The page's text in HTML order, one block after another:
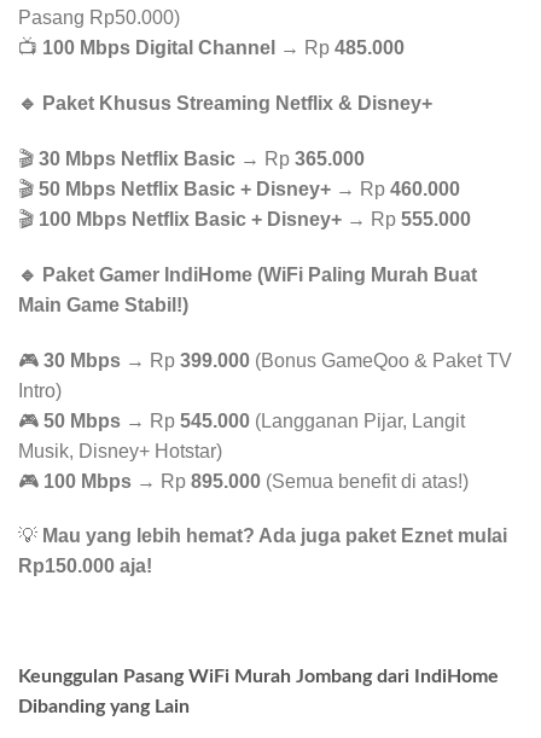
Pasang Rp50.000)
📺 100 Mbps Digital Channel → Rp 485.000
🔹 Paket Khusus Streaming Netflix & Disney+
🎬 30 Mbps Netflix Basic → Rp 365.000
🎬 50 Mbps Netflix Basic + Disney+ → Rp 460.000
🎬 100 Mbps Netflix Basic + Disney+ → Rp 555.000
🔹 Paket Gamer IndiHome (WiFi Paling Murah Buat
Main Game Stabil!)
🎮 30 Mbps → Rp 399.000 (Bonus GameQoo & Paket TV
Intro)
🎮 50 Mbps → Rp 545.000 (Langganan Pijar, Langit
Musik, Disney+ Hotstar)
🎮 100 Mbps → Rp 895.000 (Semua benefit di atas!)
💡 Mau yang lebih hemat? Ada juga paket Eznet mulai
Rp150.000 aja!
Keunggulan Pasang WiFi Murah Jombang dari IndiHome
Dibanding yang Lain